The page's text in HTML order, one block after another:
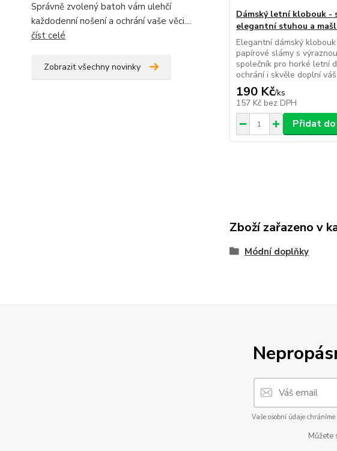
Správně zvolený batoh vám ulehčí
každodenní nošení a ochrání vaše věci....
číst celé
Zobrazit všechny novinky
Dámský letní klobouk -
elegantní stuhou a
Elegantní dámský
papírové slámy s
společník pro horké letní
ochrání i skvěle doplní
190 Kč/ks
157 Kč bez DPH
Přidat
Zboží zařazeno v
Módní doplňky
Vaše osobní údaje
Můžete